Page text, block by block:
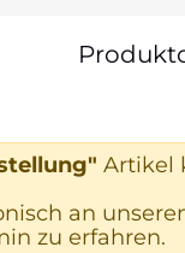
Artikel
an
zu erfahren.